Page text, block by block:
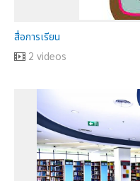
สื่อการเรียน
2 videos